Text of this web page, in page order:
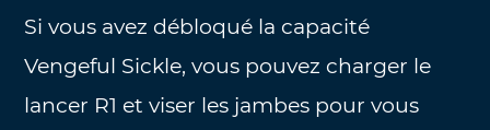
Si vous avez débloqué la capacité
Vengeful Sickle, vous pouvez charger le
lancer R1 et viser les jambes pour vous